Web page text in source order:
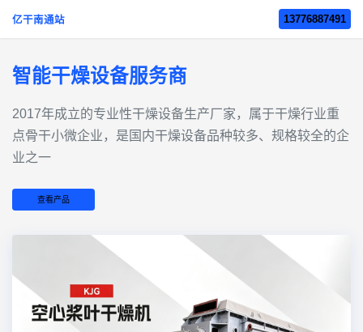
亿干南通站 13776887491
智能干燥设备服务商
2017年成立的‌专业性干燥设备生产厂家‌，属于干燥行业重
点骨干小微企业，是国内干燥设备品种较多、规格较全的企
业之一
查看产品